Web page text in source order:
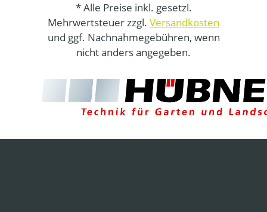
* Alle Preise inkl. gesetzl.
Mehrwertsteuer zzgl. Versandkosten
und ggf. Nachnahmegebühren, wenn
nicht anders angegeben.